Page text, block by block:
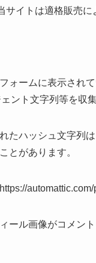
イトは適格販売に
ォームに表示され
ント文字列等を収集
たハッシュ文字列
とがあります。
automattic.com/
ール画像がコメン